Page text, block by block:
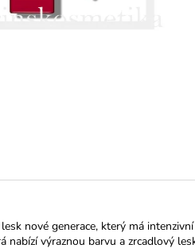
nové generace, který má
nabízí výraznou barvu a zrcadlový